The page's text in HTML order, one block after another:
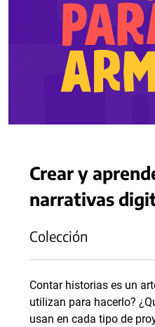
Crear y
narrativas
Colección
Contar historias es un
utilizan para hacerlo?
usan en cada tipo de